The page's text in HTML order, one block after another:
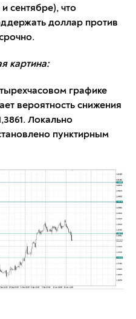
сентябре), что
доллар против
картина:
графике
вероятность снижения
Локально
пунктирным